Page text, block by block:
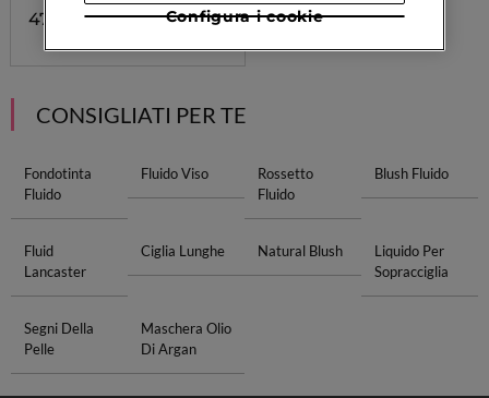
47,92 €
CONSIGLIATI PER TE
Fondotinta
Fluido
Fluido Viso
Rossetto
Fluido
Blush Fluido
Fluid
Lancaster
Ciglia Lunghe Natural Blush
Liquido Per
Sopracciglia
Segni Della
Pelle
Maschera Olio
Di Argan
Configura i cookie